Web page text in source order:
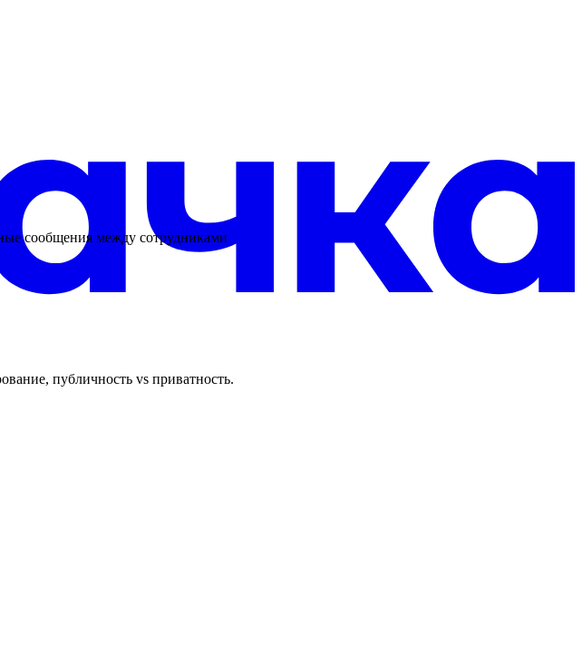
сообщения между сотрудниками
публичность vs приватность.